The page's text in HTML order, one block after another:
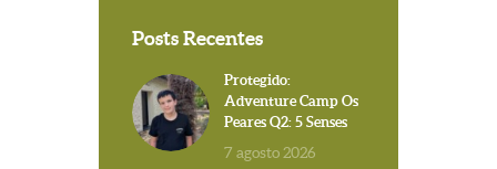
Posts Recentes
Protegido:
Adventure Camp Os
Peares Q2: 5 Senses
7 agosto 2026